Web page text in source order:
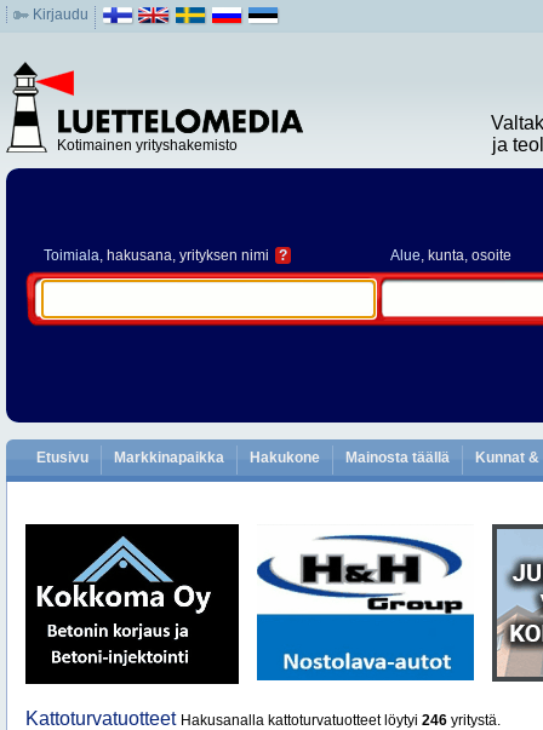
Kirjaudu
Kotimainen yrityshakemisto
ja
Toimiala, hakusana, yrityksen nimi ? Alue, kunta, osoite
Etusivu Markkinapaikka Hakukone Mainosta täällä Kunnat
Kattoturvatuotteet Hakusanalla kattoturvatuotteet löytyi 246 yritystä.